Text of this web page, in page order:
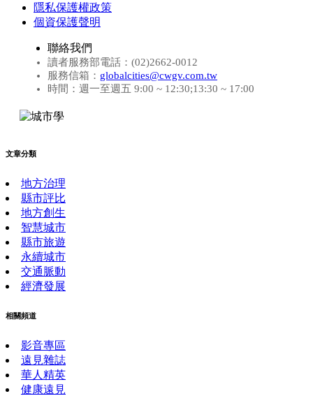
隱私保護權政策
個資保護聲明
聯絡我們
讀者服務部電話：(02)2662-0012
服務信箱： globalcities@cwgv.com.tw
時間：週一至週五 9:00 ~ 12:30;13:30 ~ 17:00
文章分類
地方治理
縣市評比
地方創生
智慧城市
縣市旅遊
永續城市
交通脈動
經濟發展
相關頻道
影音專區
遠見雜誌
華人精英
健康遠見